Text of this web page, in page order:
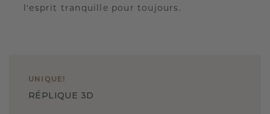
l'esprit tranquille pour toujours.
UNIQUE !
RÉPLIQUE 3D